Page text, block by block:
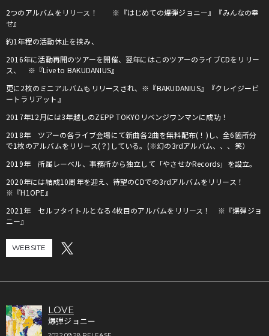
2つのアルバムをリリース！ ※『はじめての爆弾ジョニー』『みんなの幸
せ』
約1年程の活動休止を挟み、
2016年に活動再開のツアーを開催、翌年にはこのツアーのライブCDをリリー
ス、 ※『Live to BAKUDANIUS』
更に2枚のミニアルバムもリリースされ、※『BAKUDANIUS』『クレイジービ
ートラリアット』
2017年12月には3年越しのZEPP TOKYOリベンジワンマンに成功！
2018年 ツアーの各ライブ会場にて新曲各2曲を無料配布(！)し、全6箇所分
で1枚のアルバムをリリース(？)している。(※幻の3rdアルバム、、、笑）
2019年 所属レーベル、事務所から独立して「やさせかRecords」を設立。
2020年には結成10周年を迎え、待望のCDでの3rdアルバムをリリース！
※『H1OPE』
2021年 セルフタイトルとなる4枚目のアルバムをリリース！ ※『爆弾ジョ
ニー』
WEBSITE
LOVE
爆弾ジョニー